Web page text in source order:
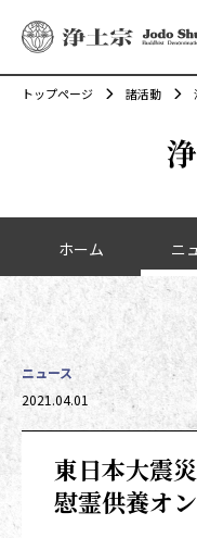
トップページ 諸活動
カテゴリーナビゲ
ホーム ニ
東日本大震
慰霊供養オ
ニュース
2021.04.01